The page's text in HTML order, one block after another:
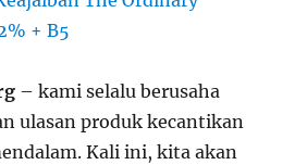
– kami selalu berusaha
ulasan produk kecantikan
Kali ini, kita akan